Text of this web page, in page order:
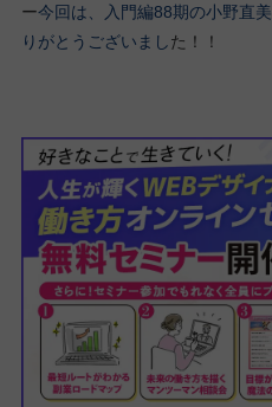
ー今回は、入門編88期の小野直美
りがとうございました！！